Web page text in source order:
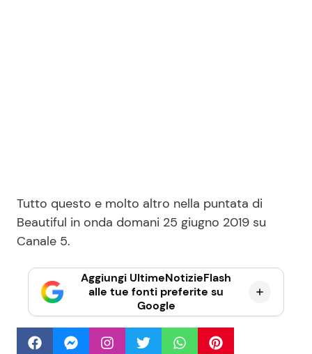
Tutto questo e molto altro nella puntata di
Beautiful in onda domani 25 giugno 2019 su
Canale 5.
Aggiungi UltimeNotizieFlash
alle tue fonti preferite su
Google